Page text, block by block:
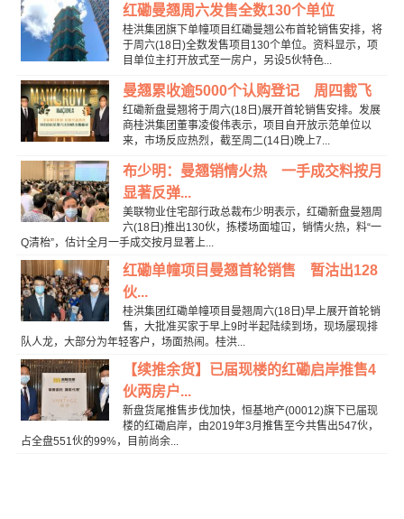
红磡曼翘周六发售全数130个单位
桂洪集团旗下单幢项目红磡曼翘公布首轮销售安排，将
于周六(18日)全数发售项目130个单位。资料显示，项
目单位主打开放式至一房户，另设5伙特色...
曼翘累收逾5000个认购登记 周四截飞
红磡新盘曼翘将于周六(18日)展开首轮销售安排。发展
商桂洪集团董事凌俊伟表示，项目自开放示范单位以
来，市场反应热烈，截至周二(14日)晚上7...
布少明：曼翘销情火热 一手成交料按月
显著反弹...
美联物业住宅部行政总裁布少明表示，红磡新盘曼翘周
六(18日)推出130伙，拣楼场面墟冚，销情火热，料“一
Q清枱”，估计全月一手成交按月显著上...
红磡单幢项目曼翘首轮销售 暂沽出128
伙...
桂洪集团红磡单幢项目曼翘周六(18日)早上展开首轮销
售，大批准买家于早上9时半起陆续到场，现场屡现排
队人龙，大部分为年轻客户，场面热闹。桂洪...
【续推余货】已届现楼的红磡启岸推售4
伙两房户...
新盘货尾推售步伐加快，恒基地产(00012)旗下已届现
楼的红磡启岸，由2019年3月推售至今共售出547伙，
占全盘551伙的99%，目前尚余...